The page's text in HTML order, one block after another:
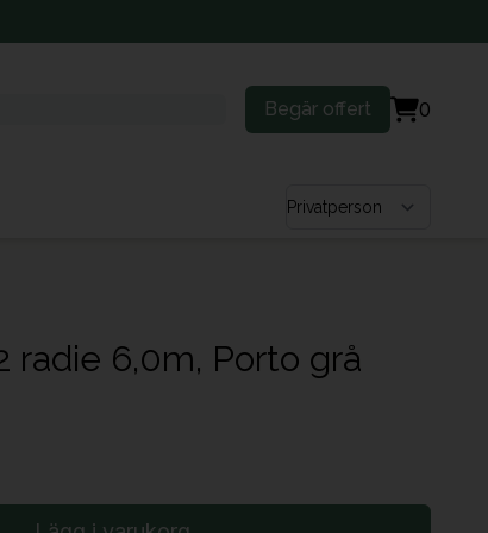
Begär offert 0
Välj kundtyp
radie 6,0m, Porto grå